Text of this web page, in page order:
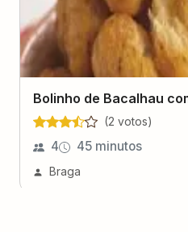
Bolinho de Bacalhau
(2 votos)
4 45 minutos
Braga